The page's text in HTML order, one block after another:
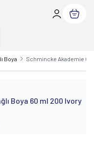
Sepetim
Boya Schmincke Akademie Öl
Boya 60 ml 200 Ivory